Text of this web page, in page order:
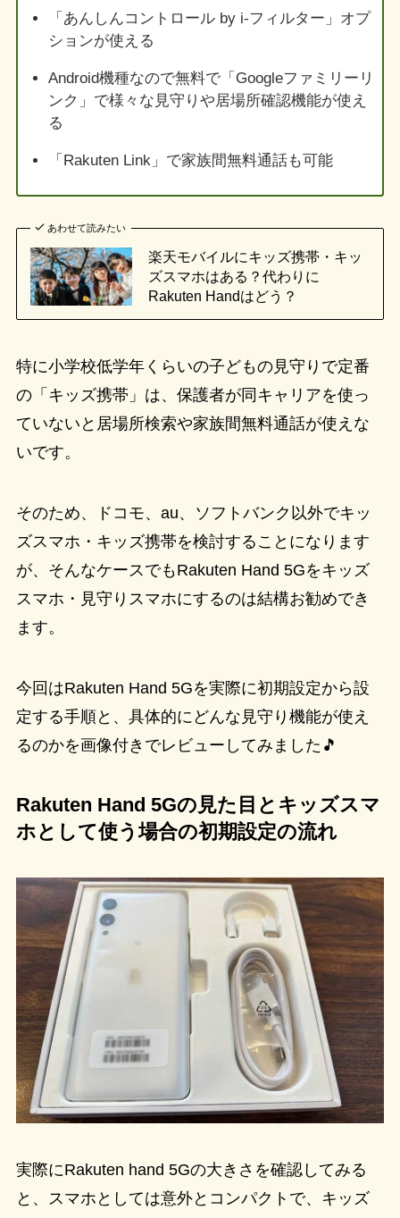
「あんしんコントロール by i-フィルター」オプ
ションが使える
Android機種なので無料で「Googleファミリーリ
ンク」で様々な見守りや居場所確認機能が使え
る
「Rakuten Link」で家族間無料通話も可能
あわせて読みたい
楽天モバイルにキッズ携帯・キッ
ズスマホはある？代わりに
Rakuten Handはどう？
特に小学校低学年くらいの子どもの見守りで定番
の「キッズ携帯」は、保護者が同キャリアを使っ
ていないと居場所検索や家族間無料通話が使えな
いです。
そのため、ドコモ、au、ソフトバンク以外でキッ
ズスマホ・キッズ携帯を検討することになります
が、そんなケースでもRakuten Hand 5Gをキッズ
スマホ・見守りスマホにするのは結構お勧めでき
ます。
今回はRakuten Hand 5Gを実際に初期設定から設
定する手順と、具体的にどんな見守り機能が使え
るのかを画像付きでレビューしてみました🎵
Rakuten Hand 5Gの見た目とキッズスマ
ホとして使う場合の初期設定の流れ
実際にRakuten hand 5Gの大きさを確認してみる
と、スマホとしては意外とコンパクトで、キッズ